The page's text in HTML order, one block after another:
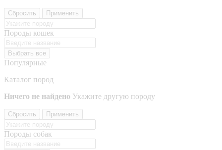
Сбросить Применить
Породы кошек
Выбрать все
Популярные
Каталог пород
Ничего не найдено Укажите другую породу
Сбросить Применить
Породы собак